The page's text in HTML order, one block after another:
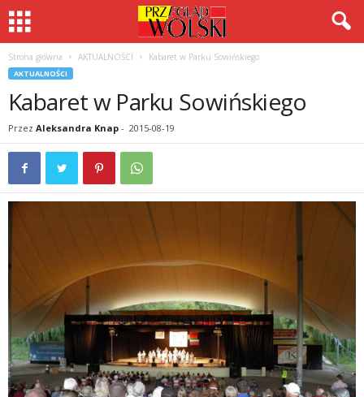
Strona główna AKTUALNOŚCI Kabaret w Parku Sowińskiego
AKTUALNOŚCI
Kabaret w Parku Sowińskiego
Przez Aleksandra Knap - 2015-08-19